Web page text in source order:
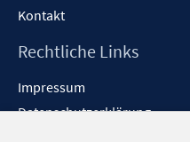
Kontakt
Rechtliche Links
Impressum
Datenschutzerklärung